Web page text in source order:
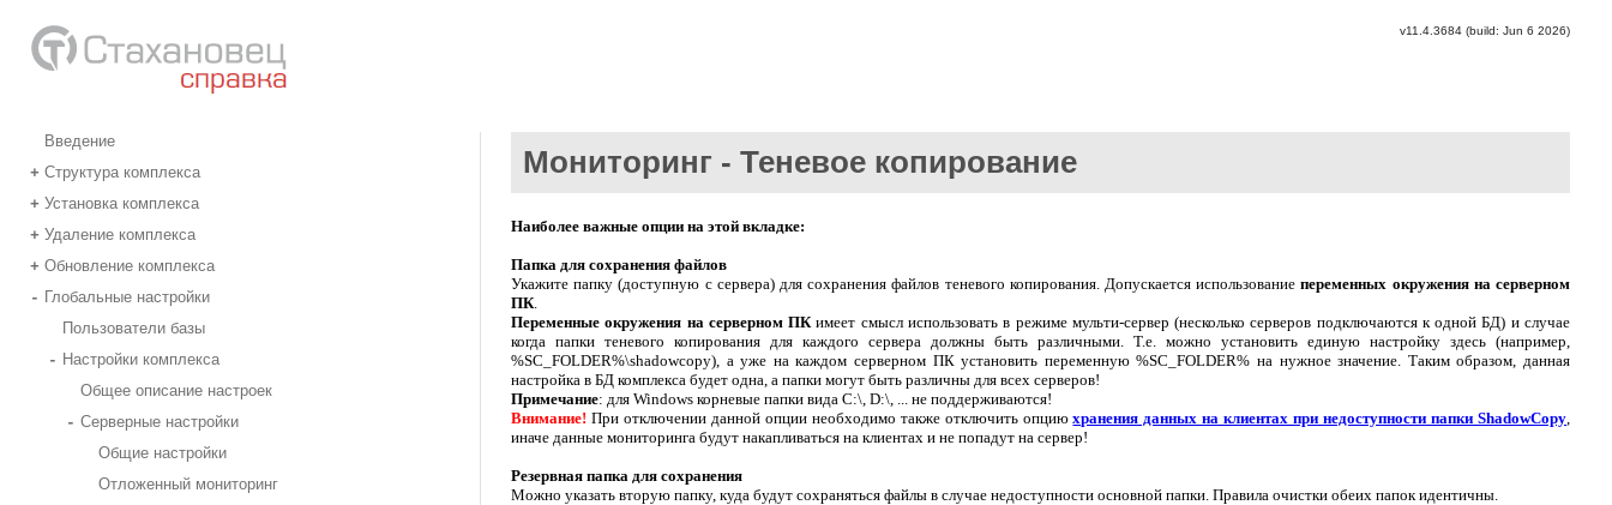
v11.4.3684 (build: Jun 6 2026)
Введение
+ Структура комплекса
+ Установка комплекса
+ Удаление комплекса
+ Обновление комплекса
- Глобальные настройки
Пользователи базы
- Настройки комплекса
Общее описание настроек
- Серверные настройки
Общие настройки
Отложенный мониторинг
Мониторинг - Теневое копирование
Наиболее важные опции на этой вкладке:
Папка для сохранения файлов
Укажите папку (доступную с сервера) для сохранения файлов теневого копирования. Допускается использованиепеременных окружения на серверном
ПК.
Переменные окружения на серверном ПКимеет смысл использовать в режиме мульти-сервер (несколько серверов подключаются к одной БД) и случае
когда папки теневого копирования для каждого сервера должны быть различными. Т.е. можно установить единую настройку здесь (например,
%SC_FOLDER%\shadowcopy), а уже на каждом серверном ПК установить переменную %SC_FOLDER% на нужное значение. Таким образом, данная
настройка в БД комплекса будет одна, а папки могут быть различны для всех серверов!
Примечание: для Windows корневые папки вида C:\, D:\, ... не поддерживаются!
Внимание! При отключении данной опции необходимо также отключить опциюхранения данных на клиентах при недоступности папки ShadowCopy,
иначе данные мониторинга будут накапливаться на клиентах и не попадут на сервер!
Резервная папка для сохранения
Можно указать вторую папку, куда будут сохраняться файлы в случае недоступности основной папки. Правила очистки обеих папок идентичны.